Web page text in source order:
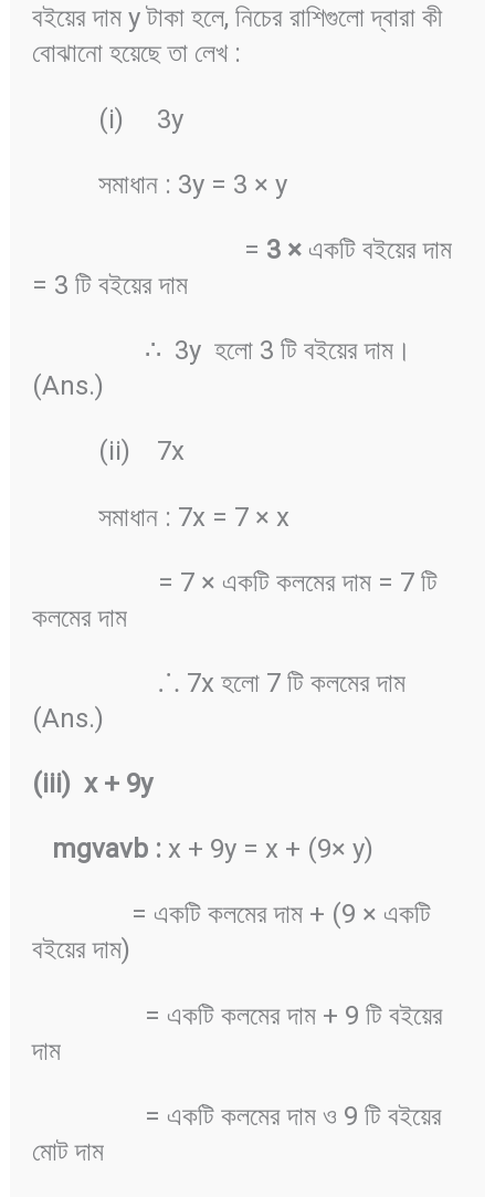
বইয়ের দাম y টাকা হলে, নিচের রাশিগুলো দ্বারা কী
বোঝানো হয়েছে তা লেখ :
(i) 3y
সমাধান : 3y = 3 × y
= 3 ×একটি বইয়ের দাম
= 3 টি বইয়ের দাম
∴ 3y হলো 3 টি বইয়ের দাম।
(Ans.)
(ii) 7x
সমাধান : 7x = 7 × x
= 7 × একটি কলমের দাম = 7 টি
কলমের দাম
⸫ 7x হলো 7 টি কলমের দাম
(Ans.)
(iii) x + 9y
mgvavb : x + 9y = x + (9× y)
= একটি কলমের দাম + (9 × একটি
বইয়ের দাম)
= একটি কলমের দাম + 9 টি বইয়ের
দাম
= একটি কলমের দাম ও 9 টি বইয়ের
মোট দাম